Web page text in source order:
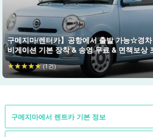
구메지마/렌터카】공항에서 출발 가능☆경
비게이션 기본 장착 & 송영 무료 & 면책보상
(1건)
구메지마에서 렌트카 기본 정보